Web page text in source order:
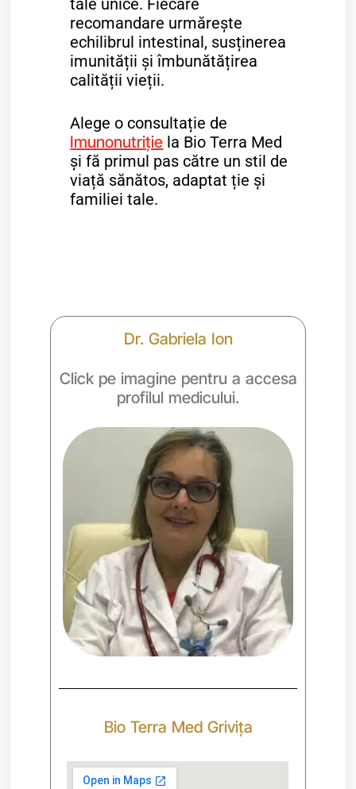
tale unice. Fiecare
recomandare urmărește
echilibrul intestinal, susținerea
imunității și îmbunătățirea
calității vieții.
Alege o consultație de
Imunonutriție la Bio Terra Med
și fă primul pas către un stil de
viață sănătos, adaptat ție și
familiei tale.
Dr. Gabriela Ion
Click pe imagine pentru a accesa
profilul medicului.
Bio Terra Med Grivița